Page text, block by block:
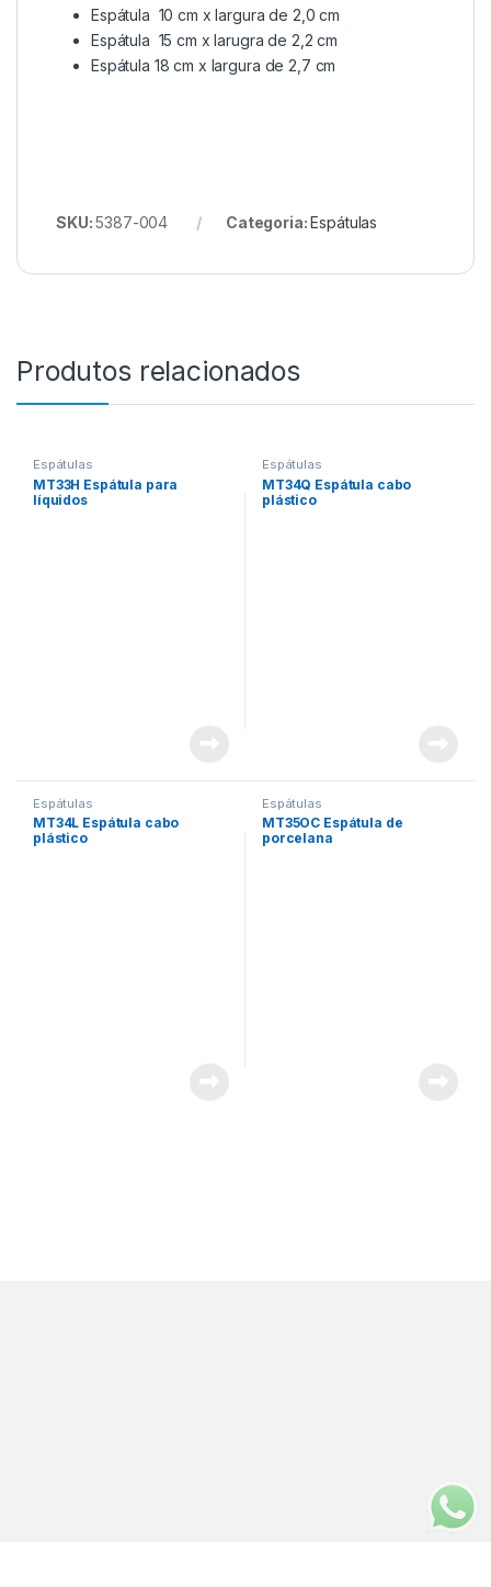
Espátula 10 cm x largura de 2,0 cm
Espátula 15 cm x larugra de 2,2 cm
Espátula 18 cm x largura de 2,7 cm
SKU:5387-004 Categoria:Espátulas
Produtos relacionados
Espátulas
MT33H Espátula para
líquidos
Espátulas
MT34Q Espátula cabo
plástico
Espátulas
MT34L Espátula cabo
plástico
Espátulas
MT35OC Espátula de
porcelana